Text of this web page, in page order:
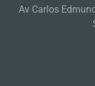
Av Carlos